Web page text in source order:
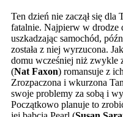
Ten dzień nie zaczął się dla
fatalnie. Najpierw w drodze
uszkadzając samochód,
została z niej wyrzucona.
domu wcześniej niż zwykle
(Nat Faxon) romansuje z
Zrozpaczona i wkurzona
swoje problemy za sobą i
Początkowo planuje to